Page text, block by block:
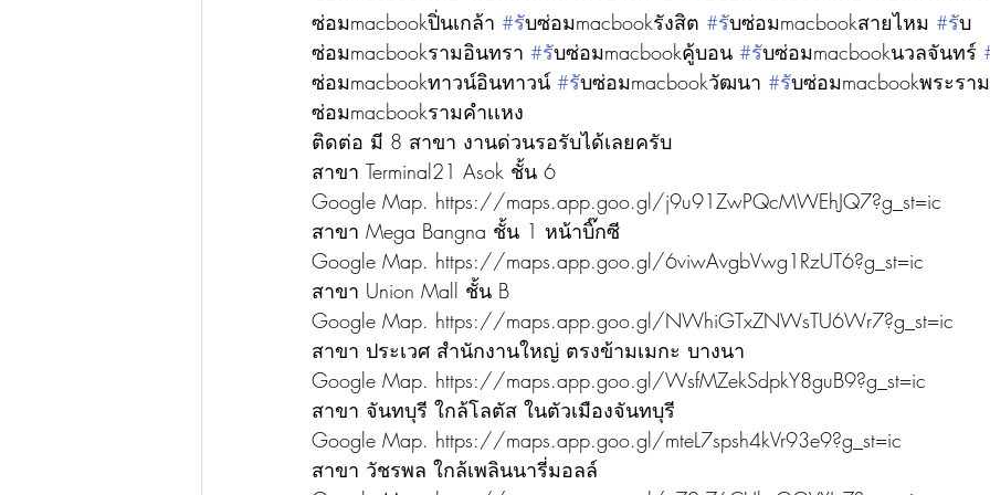
ซ่อมmacbookปิ่นเกล้า #รับซ่อมmacbookรังสิต #รับซ่อมmacbookสายไหม #รับ
ซ่อมmacbookรามอินทรา #รับซ่อมmacbookคู้บอน #รับซ่อมmacbookนวลจันทร์
ซ่อมmacbookทาวน์อินทาวน์ #รับซ่อมmacbookวัฒนา #รบซ่อมmacbookพระรา
ซ่อมmacbookรามคำเเหง
ติดต่อ มี 8 สาขา งานด่วนรอรับได้เลยครับ
สาขา Terminal21 Asok ชั้น 6
Google Map. https://maps.app.goo.gl/j9u91ZwPQcMWEhJQ7?g_st=ic
สาขา Mega Bangna ชั้น 1 หน้าบิ๊กซี
Google Map. https://maps.app.goo.gl/6viwAvgbVwg1RzUT6?g_st=ic
สาขา Union Mall ชั้น B
Google Map. https://maps.app.goo.gl/NWhiGTxZNWsTU6Wr7?g_st=ic
สาขา ประเวศ สำนักงานใหญ่ ตรงข้ามเมกะ บางนา
Google Map. https://maps.app.goo.gl/WsfMZekSdpkY8guB9?g_st=ic
สาขา จันทบุรี ใกล้โลตัส ในตัวเมืองจันทบุรี
Google Map. https://maps.app.goo.gl/mteL7spsh4kVr93e9?g_st=ic
สาขา วัชรพล ใกล้เพลินนารี่มอลล์